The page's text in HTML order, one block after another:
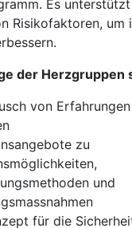
Es
Risikofaktoren, um
der Herzgruppen
von
zu
und
für die